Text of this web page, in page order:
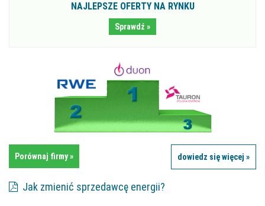
NAJLEPSZE OFERTY NA RYNKU
Sprawdź »
Porównaj firmy » dowiedz się więcej »
Jak zmienić sprzedawcę energii?